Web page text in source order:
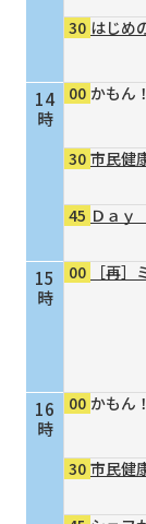
14
時
15
時
16
時
30 はじめ
00 かもん
30 市民健
45 Ｄａ
00 ［再
00 かもん
30 市民健